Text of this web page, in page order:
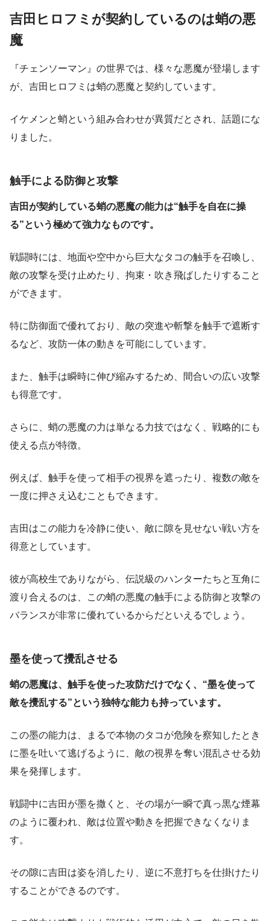
吉田ヒロフミが契約しているのは蛸の悪
魔
『チェンソーマン』の世界では、様々な悪魔が登場します
が、吉田ヒロフミは蛸の悪魔と契約しています。
イケメンと蛸という組み合わせが異質だとされ、話題にな
りました。
触手による防御と攻撃
吉田が契約している蛸の悪魔の能力は“触手を自在に操
る”という極めて強力なものです。
戦闘時には、地面や空中から巨大なタコの触手を召喚し、
敵の攻撃を受け止めたり、拘束・吹き飛ばしたりすること
ができます。
特に防御面で優れており、敵の突進や斬撃を触手で遮断す
るなど、攻防一体の動きを可能にしています。
また、触手は瞬時に伸び縮みするため、間合いの広い攻撃
も得意です。
さらに、蛸の悪魔の力は単なる力技ではなく、戦略的にも
使える点が特徴。
例えば、触手を使って相手の視界を遮ったり、複数の敵を
一度に押さえ込むこともできます。
吉田はこの能力を冷静に使い、敵に隙を見せない戦い方を
得意としています。
彼が高校生でありながら、伝説級のハンターたちと互角に
渡り合えるのは、この蛸の悪魔の触手による防御と攻撃の
バランスが非常に優れているからだといえるでしょう。
墨を使って攪乱させる
蛸の悪魔は、触手を使った攻防だけでなく、“墨を使って
敵を攪乱する”という独特な能力も持っています。
この墨の能力は、まるで本物のタコが危険を察知したとき
に墨を吐いて逃げるように、敵の視界を奪い混乱させる効
果を発揮します。
戦闘中に吉田が墨を撒くと、その場が一瞬で真っ黒な煙幕
のように覆われ、敵は位置や動きを把握できなくなりま
す。
その隙に吉田は姿を消したり、逆に不意打ちを仕掛けたり
することができるのです。